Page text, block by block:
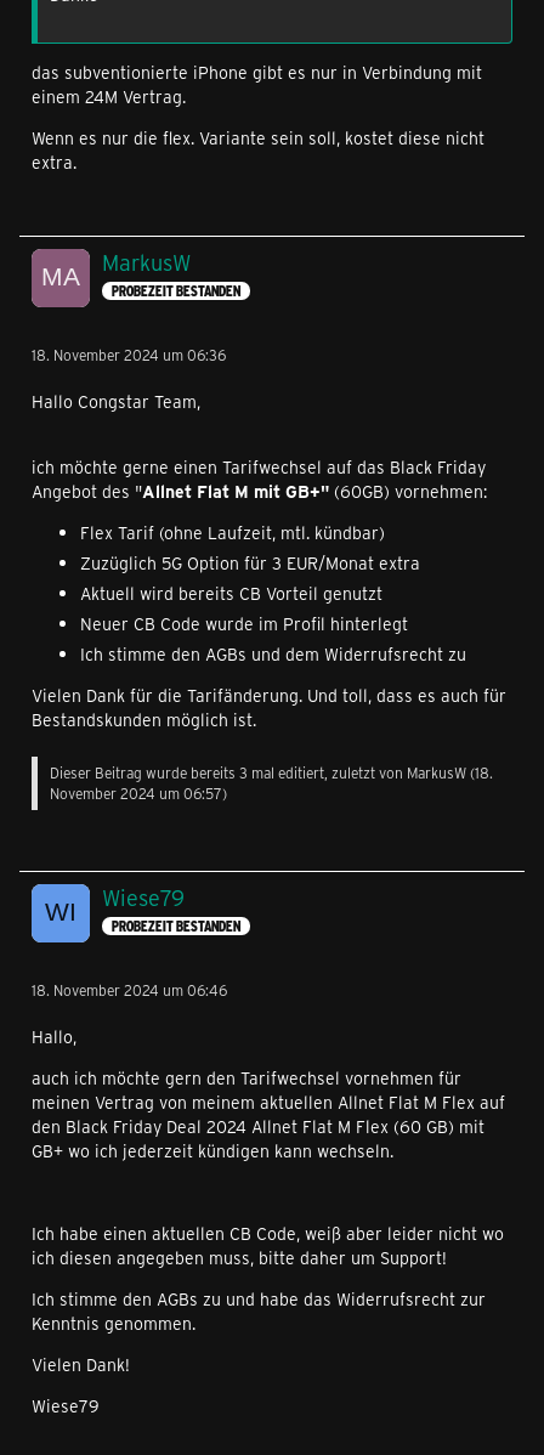
das subventionierte iPhone gibt es nur in Verbindung mit
einem 24M Vertrag.
Wenn es nur die flex. Variante sein soll, kostet diese nicht
extra.
MarkusW
PROBEZEIT BESTANDEN
18. November 2024 um 06:36
Hallo Congstar Team,
ich möchte gerne einen Tarifwechsel auf das Black Friday
Angebot des "Allnet Flat M mit GB+" (60GB) vornehmen:
Flex Tarif (ohne Laufzeit, mtl. kündbar)
Zuzüglich 5G Option für 3 EUR/Monat extra
Aktuell wird bereits CB Vorteil genutzt
Neuer CB Code wurde im Profil hinterlegt
Ich stimme den AGBs und dem Widerrufsrecht zu
Vielen Dank für die Tarifänderung. Und toll, dass es auch für
Bestandskunden möglich ist.
Dieser Beitrag wurde bereits 3 mal editiert, zuletzt von MarkusW(18.
November 2024 um 06:57)
Wiese79
PROBEZEIT BESTANDEN
18. November 2024 um 06:46
Hallo,
auch ich möchte gern den Tarifwechsel vornehmen für
meinen Vertrag von meinem aktuellen Allnet Flat M Flex auf
den Black Friday Deal 2024 Allnet Flat M Flex (60 GB) mit
GB+ wo ich jederzeit kündigen kann wechseln.
Ich habe einen aktuellen CB Code, weiß aber leider nicht wo
ich diesen angegeben muss, bitte daher um Support!
Ich stimme den AGBs zu und habe das Widerrufsrecht zur
Kenntnis genommen.
Vielen Dank!
Wiese79